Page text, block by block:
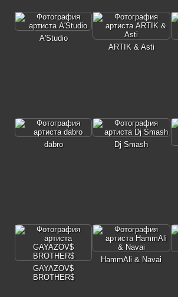
A'Studio
ARTIK & Asti
dabro
Dj Smash
GAYAZOV$
BROTHER$
HammAli & Navai